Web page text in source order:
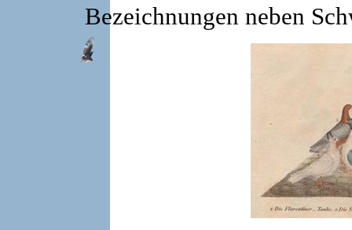
Bezeichnungen neben